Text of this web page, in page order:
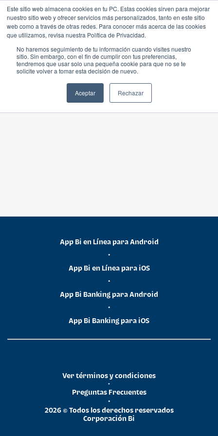
Este sitio web almacena cookies en tu PC. Estas cookies sirven para mejorar
nuestro sitio web y ofrecer servicios más personalizados, tanto en este sitio
web como a través de otras redes. Para conocer más acerca de las cookies
que utilizamos, revisa nuestra Política de Privacidad.
No haremos seguimiento de tu información cuando visites nuestro
sitio. Sin embargo, con el fin de cumplir con tus preferencias,
tendremos que usar solo una pequeña cookie para que no se te
solicite volver a tomar esta decisión de nuevo.
Aceptar Rechazar
App Bi en Línea para Android
•
App Bi en Línea para iOS
•
App Bi Banking para Android
•
App Bi Banking para iOS
2026 © Todos los derechos reservados
Corporación Bi
•
Preguntas Frecuentes
•
Ver términos y condiciones